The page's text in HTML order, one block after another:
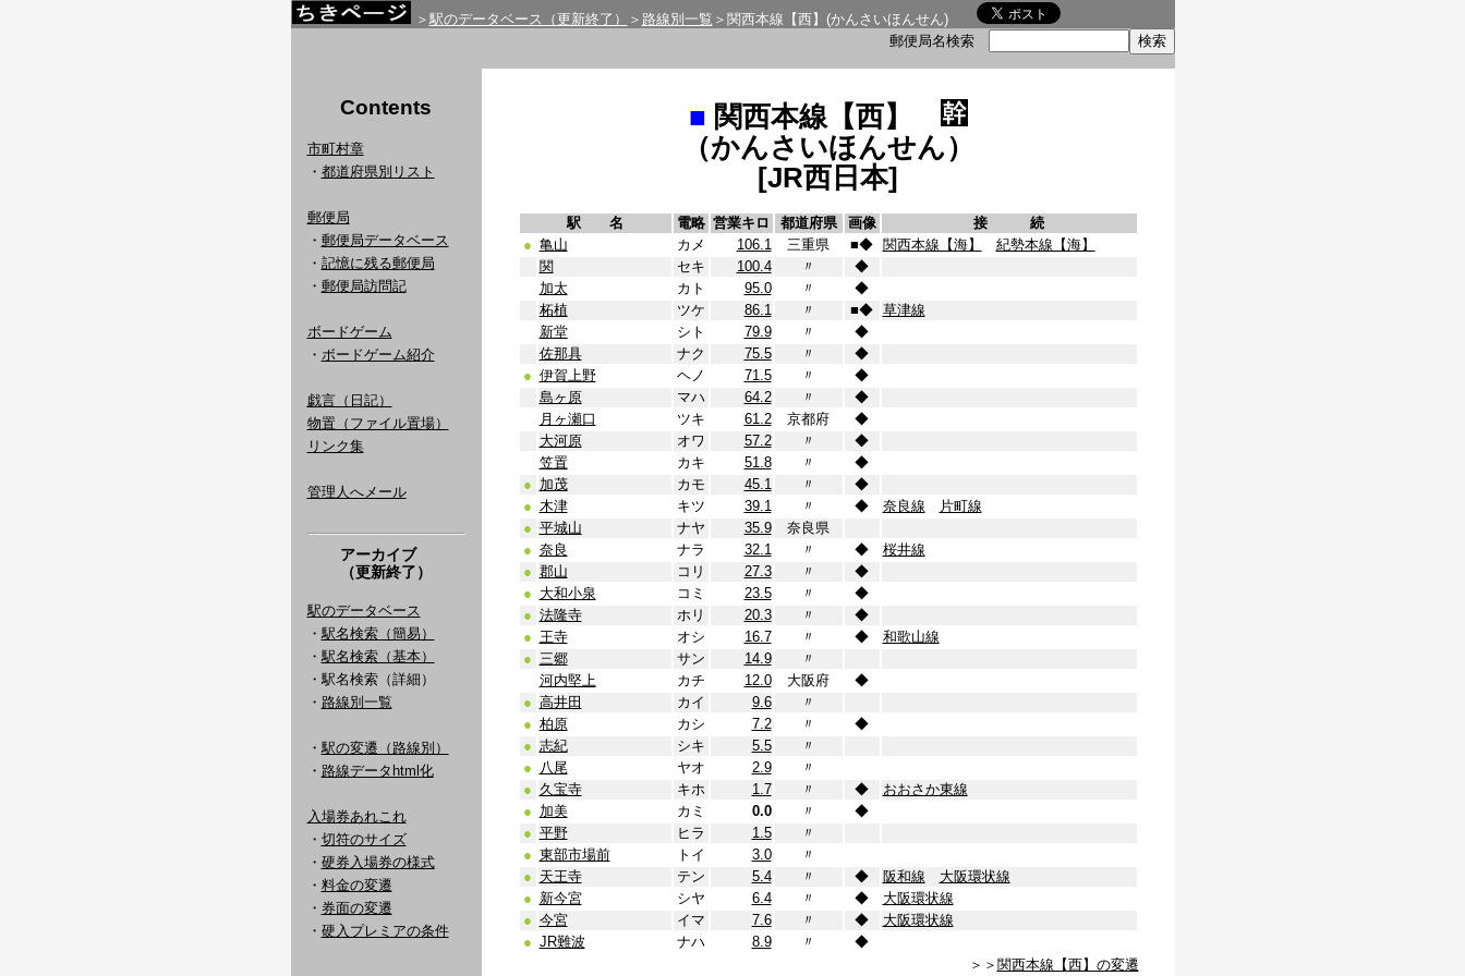
＞ 駅のデータベース（更新終了） ＞ 路線別一覧 ＞関西本線【西】(かんさいほんせん)
郵便局名検索
Contents
市町村章
・ 都道府県別リスト
郵便局
・ 郵便局データベース
・ 記憶に残る郵便局
・ 郵便局訪問記
ボードゲーム
・ ボードゲーム紹介
戯言（日記）
物置（ファイル置場）
リンク集
管理人へメール
アーカイブ
（更新終了）
駅のデータベース
・ 駅名検索（簡易）
・ 駅名検索（基本）
・駅名検索（詳細）
・ 路線別一覧
・ 駅の変遷（路線別）
・ 路線データhtml化
入場券あれこれ
・ 切符のサイズ
・ 硬券入場券の様式
・ 料金の変遷
・ 券面の変遷
・ 硬入プレミアの条件
■ 関西本線【西】
（かんさいほんせん）
[JR西日本]
駅 名 電略 営業キロ 都道府県 画像
接 続
● 亀山 カメ 106.1 三重県 ■◆ 関西本線【海】
紀勢本線【海】
関
セキ 100.4 〃
◆
加太
カト 95.0 〃
◆
柘植
ツケ 86.1 〃 ■◆ 草津線
新堂
シト 79.9 〃
◆
佐那具
ナク 75.5 〃
◆
● 伊賀上野 ヘノ 71.5 〃
◆
島ヶ原
マハ 64.2 〃
◆
月ヶ瀬口
ツキ 61.2 京都府
◆
大河原
オワ 57.2 〃
◆
笠置
カキ 51.8 〃
◆
● 加茂 カモ 45.1 〃
◆
● 木津 キツ 39.1 〃 ◆ 奈良線
片町線
● 平城山 ナヤ 35.9
奈良県
● 奈良 ナラ 32.1 〃 ◆
桜井線
● 郡山 コリ 27.3 〃
◆
● 大和小泉 コミ 23.5 〃
◆
● 法隆寺 ホリ 20.3 〃
◆
● 王寺 オシ 16.7 〃 ◆
和歌山線
● 三郷 サン 14.9
〃
河内堅上
カチ 12.0 大阪府
◆
● 高井田 カイ 9.6
〃
● 柏原 カシ 7.2 〃
◆
● 志紀 シキ 5.5
〃
● 八尾 ヤオ 2.9
〃
● 久宝寺 キホ 1.7 〃 ◆
おおさか東線
● 加美 カミ 0.0 〃
◆
● 平野 ヒラ 1.5
〃
● 東部市場前 トイ 3.0
〃
● 天王寺 テン 5.4 〃 ◆ 阪和線
大阪環状線
● 新今宮 シヤ 6.4 〃 ◆
大阪環状線
● 今宮 イマ 7.6 〃 ◆
大阪環状線
● JR難波 ナハ 8.9 〃
◆
＞＞ 関西本線【西】の変遷